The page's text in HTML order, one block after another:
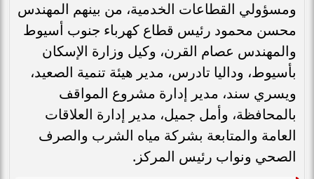
ومسؤولي القطاعات الخدمية، من بينهم المهندس
محسن محمود رئيس قطاع كهرباء جنوب أسيوط
والمهندس عصام القرن، وكيل وزارة الإسكان
بأسيوط، وداليا تادرس، مدير هيئة تنمية الصعيد،
ويسري سند، مدير إدارة مشروع المواقف
بالمحافظة، وأمل جميل، مدير إدارة العلاقات
العامة والمتابعة بشركة مياه الشرب والصرف
الصحي ونواب رئيس المركز.